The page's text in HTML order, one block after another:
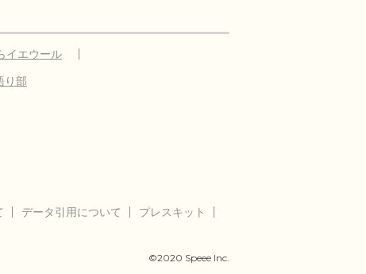
イエウール
り部
データ引用について
プレスキット
©2020 Speee Inc.